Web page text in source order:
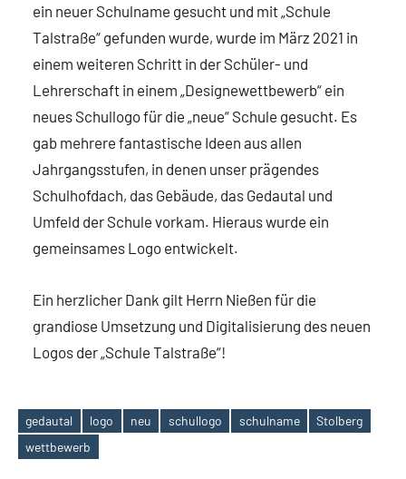
ein neuer Schulname gesucht und mit „Schule
Talstraße“ gefunden wurde, wurde im März 2021 in
einem weiteren Schritt in der Schüler- und
Lehrerschaft in einem „Designewettbewerb“ ein
neues Schullogo für die „neue“ Schule gesucht. Es
gab mehrere fantastische Ideen aus allen
Jahrgangsstufen, in denen unser prägendes
Schulhofdach, das Gebäude, das Gedautal und
Umfeld der Schule vorkam. Hieraus wurde ein
gemeinsames Logo entwickelt.
Ein herzlicher Dank gilt Herrn Nießen für die
grandiose Umsetzung und Digitalisierung des neuen
Logos der „Schule Talstraße“!
Schlagwörter
gedautal logo neu schullogo schulname
Stolberg
wettbewerb